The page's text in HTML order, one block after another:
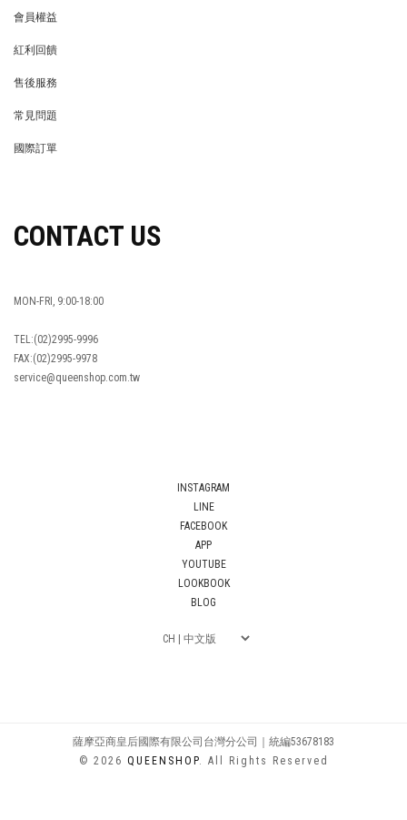
會員權益
紅利回饋
售後服務
常見問題
國際訂單
CONTACT US
MON-FRI, 9:00-18:00
TEL:(02)2995-9996
FAX:(02)2995-9978
service@queenshop.com.tw
INSTAGRAM
LINE
FACEBOOK
APP
YOUTUBE
LOOKBOOK
BLOG
薩摩亞商皇后國際有限公司台灣分公司｜統編53678183
© 2026 QUEENSHOP. All Rights Reserved